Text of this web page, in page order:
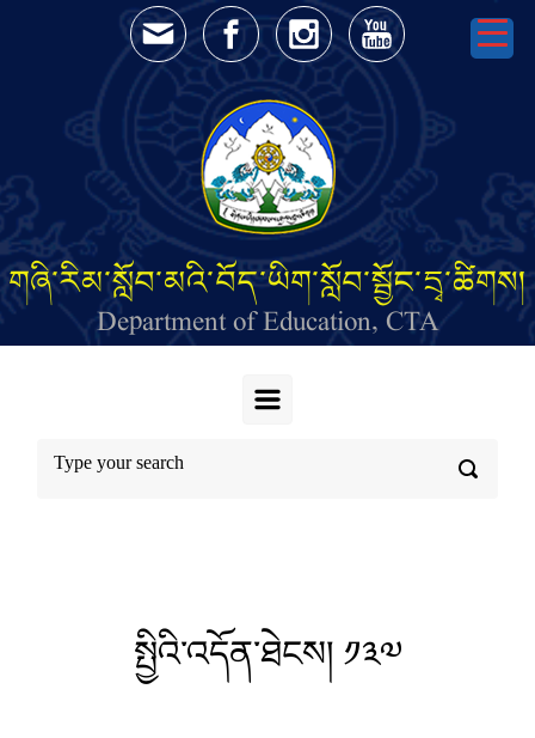
Skip to main content
གཞི་རིམ་སློབ་མའི་བོད་ཡིག་སློབ་སྦྱོང་དྲྭ་ཚིགས།
Department of Education, CTA
སྤྱིའི་འདོན་ཐེངས། ༡༣༧